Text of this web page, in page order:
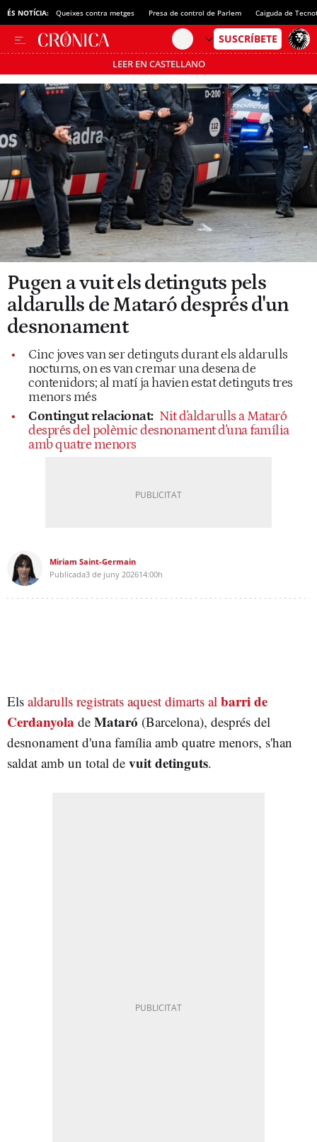
ÉS NOTÍCIA: Queixes contra metges Presa de control de Parlem Caiguda de
LEER EN CASTELLANO
Passa’t al mode estalvi
Pugen a vuit els detinguts pels
aldarulls de Mataró després d'un
desnonament
Cinc joves van ser detinguts durant els aldarulls
nocturns, on es van cremar una desena de
contenidors; al matí ja havien estat detinguts tres
menors més
Contingut relacionat: Nit d'aldarulls a Mataró
després del polèmic desnonament d'una família
amb quatre menors
Miriam Saint-Germain
Publicada3 de juny 202614:00h
Els aldarulls registrats aquest dimarts al barri de
Cerdanyola de Mataró (Barcelona), després del
desnonament d'una família amb quatre menors, s'han
saldat amb un total de vuit detinguts.